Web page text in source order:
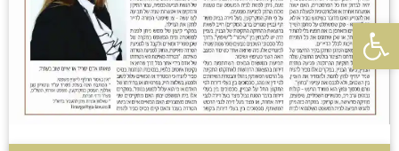
פתח סרגל נגישות